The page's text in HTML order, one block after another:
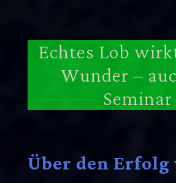
Echtes Lob
Wunder –
Seminar
Über den Erfolg